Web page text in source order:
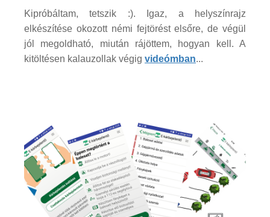
Kipróbáltam, tetszik :). Igaz, a helyszínrajz
elkészítése okozott némi fejtörést elsőre, de végül
jól megoldható, miután rájöttem, hogyan kell. A
kitöltésen kalauzollak végig videómban...